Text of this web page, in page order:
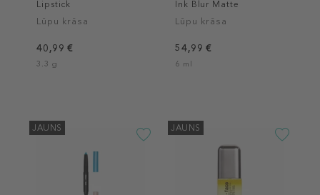
Lipstick
Lūpu krāsa
40,99 €
3.3 g
Ink Blur Matte
Lūpu krāsa
54,99 €
6 ml
JAUNS JAUNS